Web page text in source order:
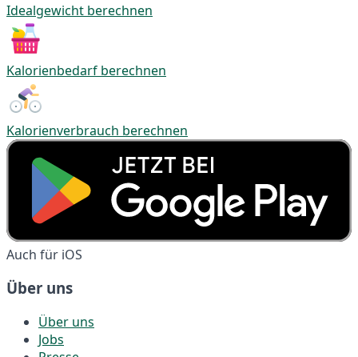
Idealgewicht berechnen
Kalorienbedarf berechnen
Kalorienverbrauch berechnen
Auch für iOS
Über uns
Über uns
Jobs